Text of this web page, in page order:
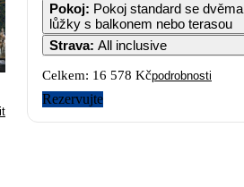
Pokoj: Pokoj standard se dvěma
lůžky s balkonem nebo terasou
Strava: All inclusive
Celkem: 16 578 Kčpodrobnosti
Rezervujte